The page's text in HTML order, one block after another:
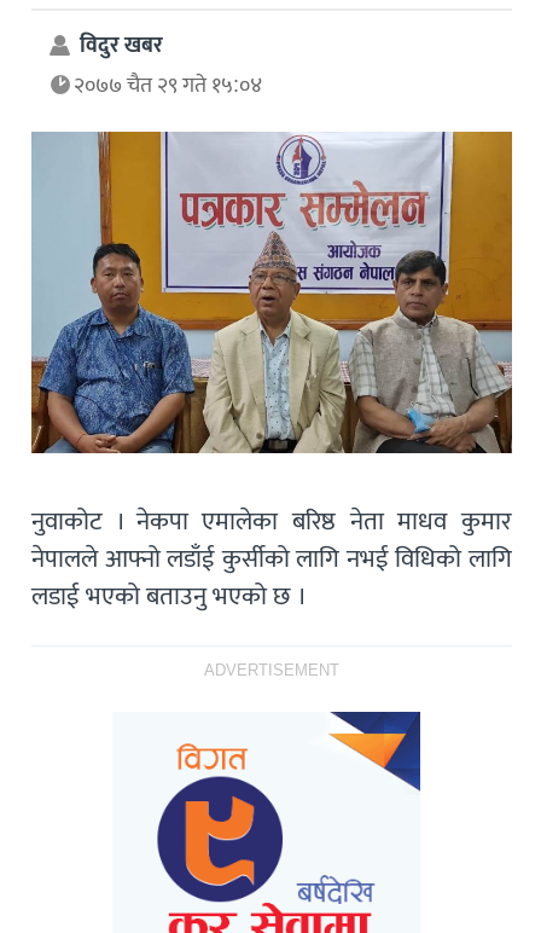
विदुर खबर
२०७७ चैत २९ गते १५:०४
नुवाकोट । नेकपा एमालेका बरिष्ठ नेता माधव कुमार
नेपालले आफ्नो लडाँई कुर्सीको लागि नभई विधिको लागि
लडाई भएको बताउनु भएको छ ।
ADVERTISEMENT